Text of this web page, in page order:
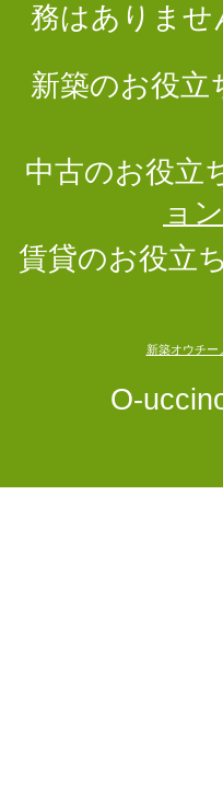
務はありませ
新築のお役立
中古のお役立
ョ
賃貸のお役立ち
新築オウチー
O-